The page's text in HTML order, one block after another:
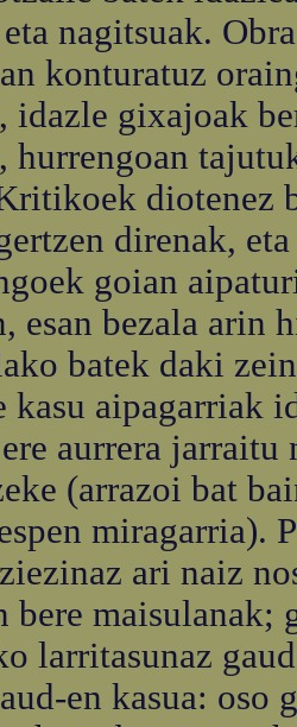
eta nagitsuak.
konturatuz
idazle gixajoak
hurrengoan
diotenez bi
direnak,
goian
esan bezala arin
batek daki
kasu aipagarriak
aurrera jarraitu
(arrazoi bat
miragarria).
ari naiz
bere maisulanak;
larritasunaz
en kasua: oso